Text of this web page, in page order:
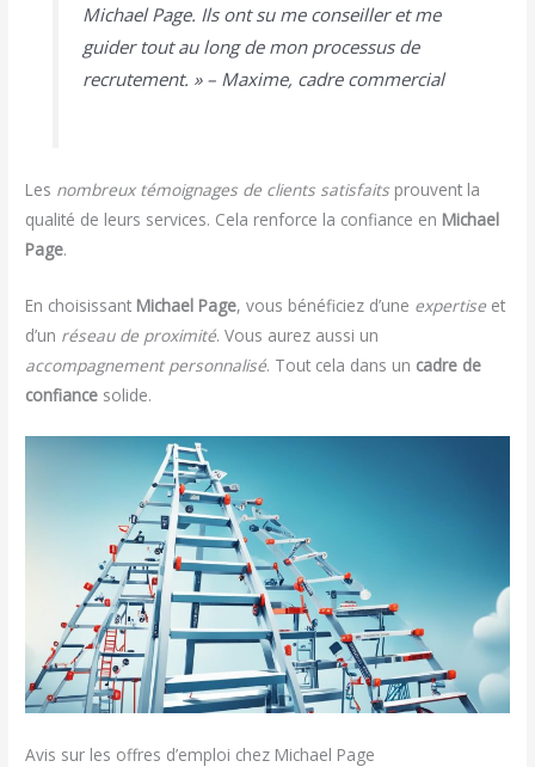
Michael Page. Ils ont su me conseiller et me
guider tout au long de mon processus de
recrutement. » – Maxime, cadre commercial
Les nombreux témoignages de clients satisfaitsprouvent la
qualité de leurs services. Cela renforce la confiance en Michael
Page.
En choisissant Michael Page, vous bénéficiez d’une expertise et
d’un réseau de proximité. Vous aurez aussi un
accompagnement personnalisé. Tout cela dans un cadre de
confiance solide.
Avis sur les offres d’emploi chez Michael Page